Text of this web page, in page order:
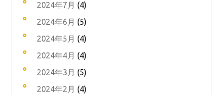
2024年7月 (4)
2024年6月 (5)
2024年5月 (4)
2024年4月 (4)
2024年3月 (5)
2024年2月 (4)